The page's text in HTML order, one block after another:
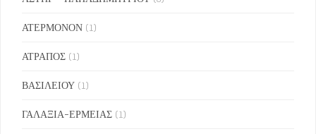
ΑΤΕΡΜΟΝΟΝ (1)
ΑΤΡΑΠΟΣ (1)
ΒΑΣΙΛΕΙΟΥ (1)
ΓΑΛΑΞΙΑ-ΕΡΜΕΙΑΣ (1)